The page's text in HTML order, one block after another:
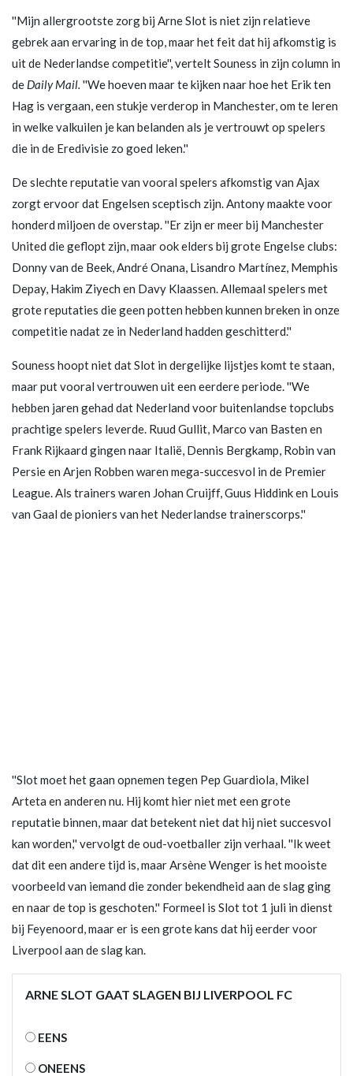
''Mijn allergrootste zorg bij Arne Slot is niet zijn relatieve
gebrek aan ervaring in de top, maar het feit dat hij afkomstig is
uit de Nederlandse competitie'', vertelt Souness in zijn column in
de Daily Mail. ''We hoeven maar te kijken naar hoe het Erik ten
Hag is vergaan, een stukje verderop in Manchester, om te leren
in welke valkuilen je kan belanden als je vertrouwt op spelers
die in de Eredivisie zo goed leken.''
De slechte reputatie van vooral spelers afkomstig van Ajax
zorgt ervoor dat Engelsen sceptisch zijn. Antony maakte voor
honderd miljoen de overstap. ''Er zijn er meer bij Manchester
United die geflopt zijn, maar ook elders bij grote Engelse clubs:
Donny van de Beek, André Onana, Lisandro Martínez, Memphis
Depay, Hakim Ziyech en Davy Klaassen. Allemaal spelers met
grote reputaties die geen potten hebben kunnen breken in onze
competitie nadat ze in Nederland hadden geschitterd.''
Souness hoopt niet dat Slot in dergelijke lijstjes komt te staan,
maar put vooral vertrouwen uit een eerdere periode. ''We
hebben jaren gehad dat Nederland voor buitenlandse topclubs
prachtige spelers leverde. Ruud Gullit, Marco van Basten en
Frank Rijkaard gingen naar Italië, Dennis Bergkamp, Robin van
Persie en Arjen Robben waren mega-succesvol in de Premier
League. Als trainers waren Johan Cruijff, Guus Hiddink en Louis
van Gaal de pioniers van het Nederlandse trainerscorps.''
''Slot moet het gaan opnemen tegen Pep Guardiola, Mikel
Arteta en anderen nu. Hij komt hier niet met een grote
reputatie binnen, maar dat betekent niet dat hij niet succesvol
kan worden,'' vervolgt de oud-voetballer zijn verhaal. ''Ik weet
dat dit een andere tijd is, maar Arsène Wenger is het mooiste
voorbeeld van iemand die zonder bekendheid aan de slag ging
en naar de top is geschoten.'' Formeel is Slot tot 1 juli in dienst
bij Feyenoord, maar er is een grote kans dat hij eerder voor
Liverpool aan de slag kan.
ARNE SLOT GAAT SLAGEN BIJ LIVERPOOL FC
EENS
ONEENS